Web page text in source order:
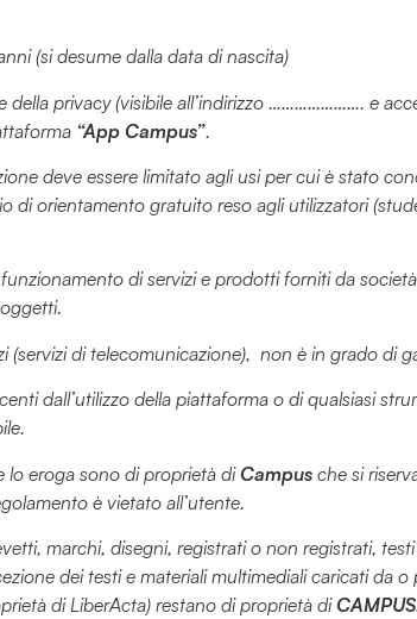
(si desume dalla data di nascita)
della privacy (visibile all’indirizzo …………………. e
“App Campus”.
deve essere limitato agli usi per cui è stato
di orientamento gratuito reso agli utilizzatori
di servizi e prodotti forniti da
(servizi di telecomunicazione), non è in grado di
dall’utilizzo della piattaforma o di qualsiasi
lo eroga sono di proprietà di Campus che si
è vietato all’utente.
marchi, disegni, registrati o non registrati,
dei testi e materiali multimediali caricati da
di LiberActa) restano di proprietà diCAMPUS